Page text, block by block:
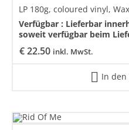
€22.50 inkl. MwSt.
LP 180g, coloured vinyl,
Verfügbar : Lieferbar
soweit verfügbar beim
In den